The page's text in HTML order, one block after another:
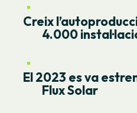
Creix
4.000
El 2023 es va
Flux Solar